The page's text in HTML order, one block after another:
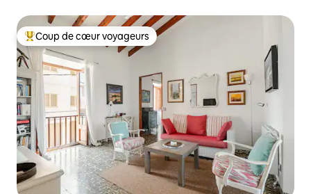
Coups de cœur voyageurs les plus appréciés
Coup de cœur voyageurs